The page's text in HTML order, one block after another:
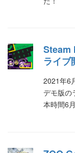
Steam
ライブ
2021年6
デモ版の
本時間6